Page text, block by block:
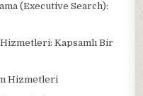
(Executive Search):
Kapsamlı Bir
Hizmetleri